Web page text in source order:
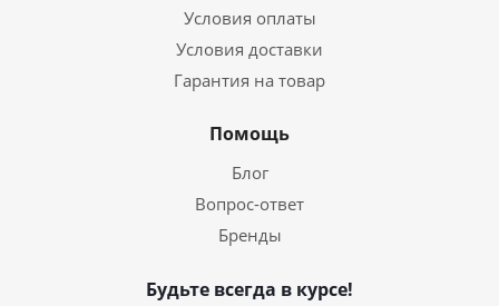
Условия оплаты
Условия доставки
Гарантия на товар
Помощь
Блог
Вопрос-ответ
Бренды
Будьте всегда в курсе!